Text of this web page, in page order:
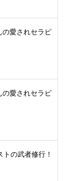
の愛されセラピ
の愛されセラピ
の武者修行！